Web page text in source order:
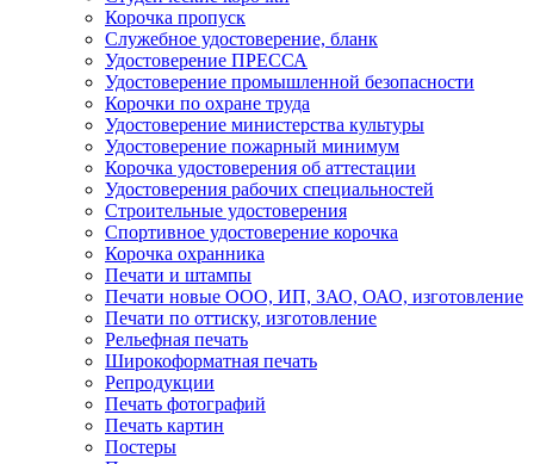
Корочка пропуск
Служебное удостоверение, бланк
Удостоверение ПРЕССА
Удостоверение промышленной безопасности
Корочки по охране труда
Удостоверение министерства культуры
Удостоверение пожарный минимум
Корочка удостоверения об аттестации
Удостоверения рабочих специальностей
Строительные удостоверения
Спортивное удостоверение корочка
Корочка охранника
Печати и штампы
Печати новые ООО, ИП, ЗАО, ОАО, изготовление
Печати по оттиску, изготовление
Рельефная печать
Широкоформатная печать
Репродукции
Печать фотографий
Печать картин
Постеры